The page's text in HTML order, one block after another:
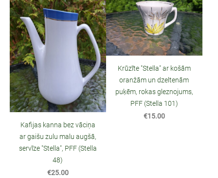
Kafijas kanna bez vāciņa
ar gaišu zulu malu augšā,
servīze "Stella", PFF (Stella
48)
€25.00
Krūzīte "Stella" ar košām
oranžām un dzeltenām
puķēm, rokas gleznojums,
PFF (Stella 101)
€15.00